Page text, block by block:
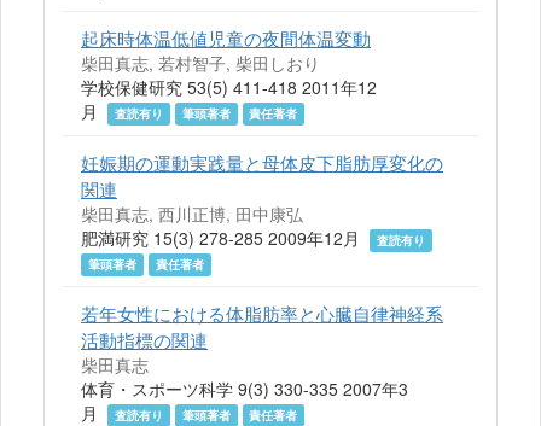
起床時体温低値児童の夜間体温変動
柴田真志, 若村智子, 柴田しおり
学校保健研究 53(5) 411-418 2011年12
月
査読有り 筆頭著者 責任著者
妊娠期の運動実践量と母体皮下脂肪厚変化の
関連
柴田真志, 西川正博, 田中康弘
肥満研究 15(3) 278-285 2009年12月
査読有り
筆頭著者
責任著者
若年女性における体脂肪率と心臓自律神経系
活動指標の関連
柴田真志
体育・スポーツ科学 9(3) 330-335 2007年3
月
査読有り 筆頭著者 責任著者